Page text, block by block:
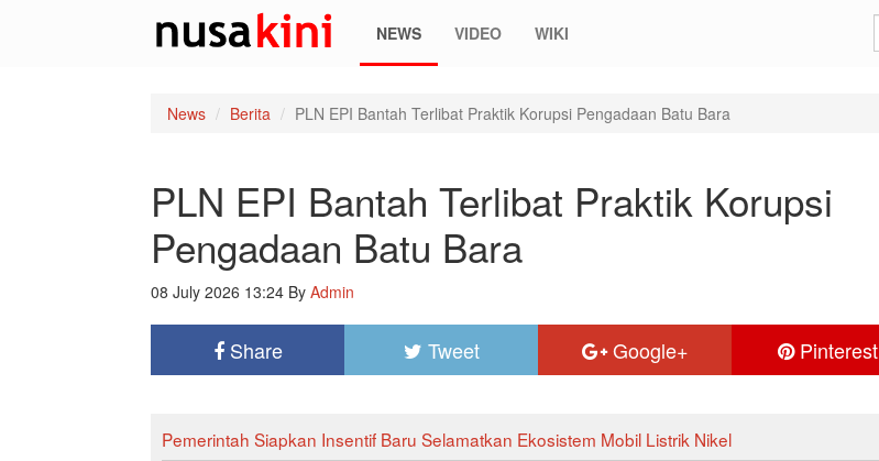
NEWS VIDEO WIKI
News Berita PLN EPI Bantah Terlibat Praktik Korupsi Pengadaan Batu Bara
PLN EPI Bantah Terlibat Praktik Korupsi
Pengadaan Batu Bara
08 July 2026 13:24 By Admin
Share Tweet Google+ Pinterest
Pemerintah Siapkan Insentif Baru Selamatkan Ekosistem Mobil Listrik Nikel